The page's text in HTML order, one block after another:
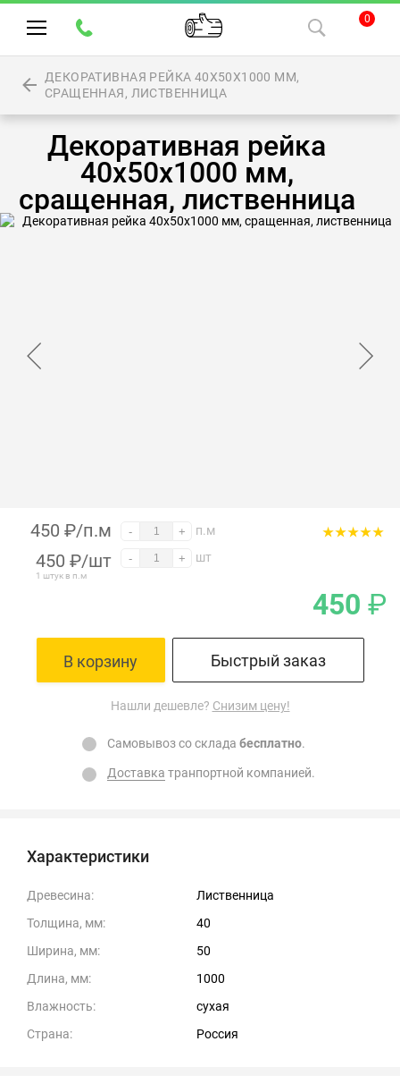
0
ДЕКОРАТИВНАЯ РЕЙКА 40Х50Х1000 ММ,
СРАЩЕННАЯ, ЛИСТВЕННИЦА
Декоративная рейка
40х50х1000 мм,
сращенная, лиственница
Характеристики
Древесина:
Лиственница
Толщина, мм:
40
Ширина, мм:
50
Длина, мм:
1000
Влажность:
сухая
Страна:
Россия
450 ₽/п.м - + п.м
450 ₽/шт
1 штук в п.м
- + шт
450 ₽
В корзину Быстрый заказ
Нашли дешевле? Снизим цену!
Самовывоз со склада бесплатно.
Доставка транпортной компанией.